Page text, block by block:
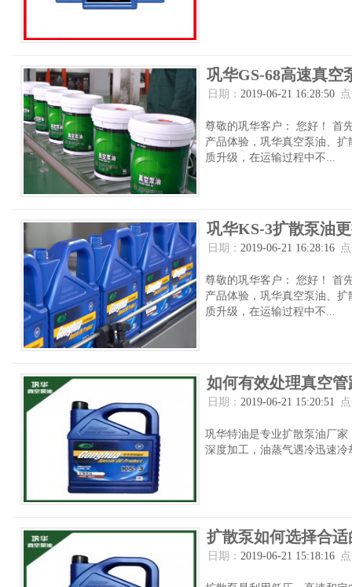
巩华GS-68高速真空
日期： 2019-06-21 16:28:50
尊敬的巩华客户： 您好！ 首
产品体验，巩华真空泵油、
质升级，在运输过程中不...
巩华KS-3扩散泵油
日期： 2019-06-21 16:28:16
尊敬的巩华客户： 您好！ 首
产品体验，巩华真空泵油、
质升级，在运输过程中不...
如何有效处理真空
日期： 2019-06-21 15:20:51
巩华特油是专业扩散泵油厂
深度加工，油蒸气遇冷迅速
扩散泵如何选择合
日期： 2019-06-21 15:18:16